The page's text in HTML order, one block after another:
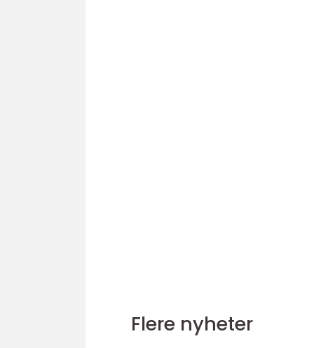
Flere nyheter